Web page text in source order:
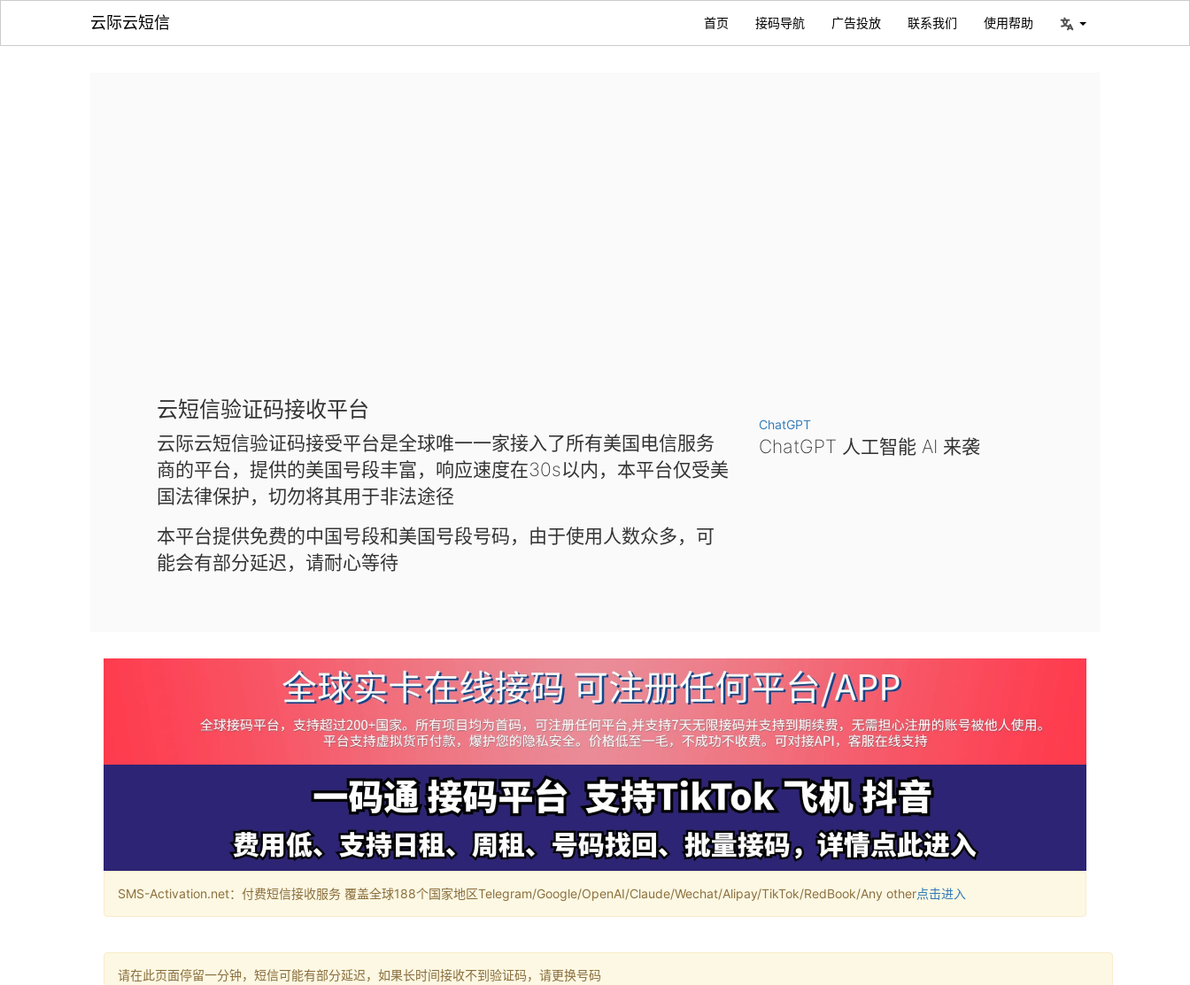
云际云短信 首页 接码导航 广告投放 联系我们 使用帮助
云短信验证码接收平台
云际云短信验证码接受平台是全球唯一一家接入了所有美国电信服务
商的平台，提供的美国号段丰富，响应速度在30s以内，本平台仅受美
国法律保护，切勿将其用于非法途径
本平台提供免费的中国号段和美国号段号码，由于使用人数众多，可
能会有部分延迟，请耐心等待
ChatGPT
ChatGPT 人工智能 AI 来袭
SMS-Activation.net：付费短信接收服务 覆盖全球188个国家地区Telegram/Google/OpenAI/Claude/Wechat/Alipay/TikTok/RedBook/Any other点击进入
请在此页面停留一分钟，短信可能有部分延迟，如果长时间接收不到验证码，请更换号码